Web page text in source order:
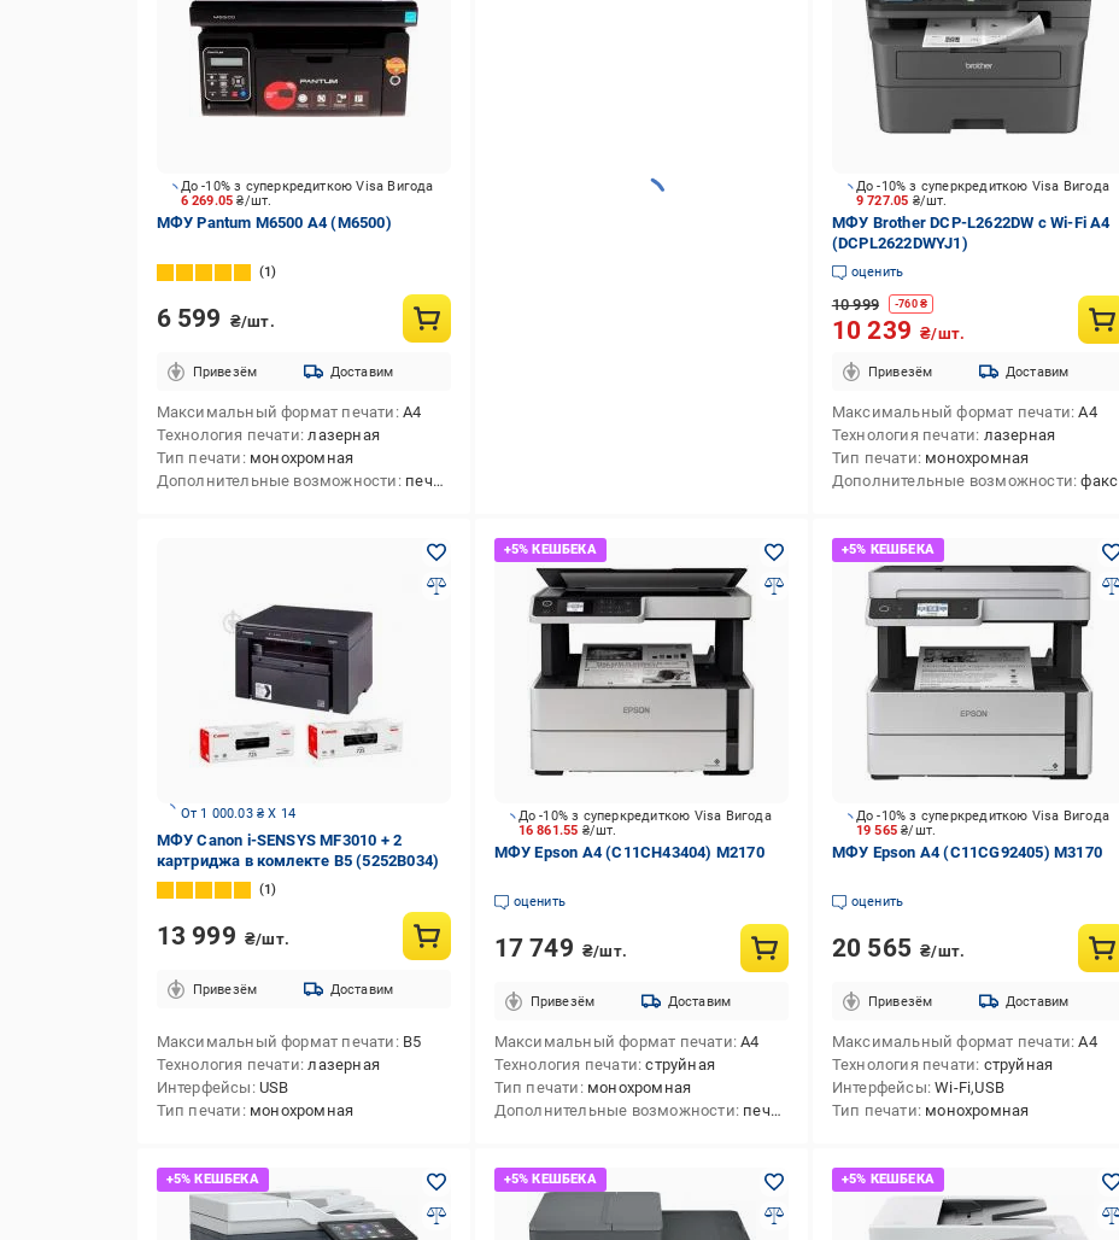
6 269.05₴/шт.
До -10% з суперкредиткою Visa Вигода
МФУ Pantum M6500 А4 (M6500)
1
6 599 ₴/шт.
Привезём Доставим
Максимальный формат печати А4
Технология печати лазерная
Тип печати монохромная
Дополнительные возможности печать на конвертах
9 727.05 ₴/шт.
До -10% з суперкредиткою Visa Вигода
МФУ Brother DCP-L2622DW с Wi-Fi А4
(DCPL2622DWYJ1)
оценить
10 999 -760₴
10 239 ₴/шт.
Привезём Доставим
Максимальный формат печати А4
Технология печати лазерная
Тип печати монохромная
Дополнительные возможности факс
От 1 000.03 ₴ X 14
МФУ Canon i-SENSYS MF3010 + 2
картриджа в комлекте B5 (5252B034)
1
13 999 ₴/шт.
Привезём Доставим
Максимальный формат печати B5
Технология печати лазерная
Интерфейсы USB
Тип печати монохромная
16 861.55 ₴/шт.
До -10% з суперкредиткою Visa Вигода
МФУ Epson А4 (C11CH43404) M2170
оценить
17 749 ₴/шт.
Привезём Доставим
Максимальный формат печати А4
Технология печати струйная
Тип печати монохромная
Дополнительные возможности печать на карточках,печать на конвертах,двухсторонняя печать
19 565₴/шт.
До -10% з суперкредиткою Visa Вигода
МФУ Epson А4 (C11CG92405) M3170
оценить
20 565 ₴/шт.
Привезём Доставим
Максимальный формат печати А4
Технология печати струйная
Интерфейсы Wi-Fi,USB
Тип печати монохромная